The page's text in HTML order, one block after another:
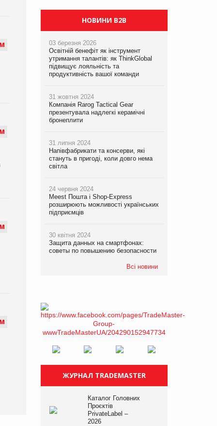
М
М
М
М
НОВИНИ B2B
03 березня 2026
Освітній бенефіт як інструмент
утримання талантів: як ThinkGlobal
підвищує лояльність та
продуктивність вашої команди
31 жовтня 2024
Компанія Rarog Tactical Gear
презентувала надлегкі керамічні
бронеплити
31 липня 2024
Напівфабрикати та консерви, які
стануть в пригоді, коли довго нема
світла
24 червня 2024
Meest Пошта і Shop-Express
розширюють можливості українських
підприємців
30 квітня 2024
Защита данных на смартфонах:
советы по повышению безопасности
Всі новини
ЖУРНАЛ TRADEMASTER
Каталог Головних
Проєктів
PrivateLabel –
2026